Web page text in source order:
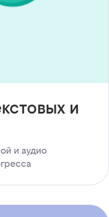
и
и аудио